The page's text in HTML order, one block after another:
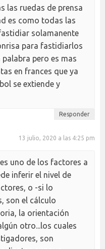
las ruedas de prensa
es como todas las
solamanente
para fastidiarlos
pero es mas
en frances que ya
se extiende y
Responder
13 julio, 2020 a las 4:25 pm
uno de los factores a
inferir el nivel de
o -si lo
son el cálculo
la orientación
otro...los cuales
son